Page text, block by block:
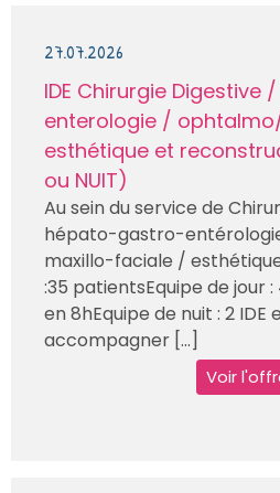
27.07.2026
IDE Chirurgie
enterologie /
esthétique et
ou NUIT)
Au sein du service de
hépato-gastro-
maxillo-faciale /
:35 patientsEquipe de jour :
en 8hEquipe de nuit : 2 IDE
accompagner [...]
Voir